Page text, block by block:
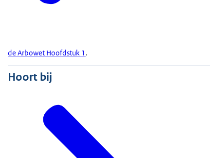
de Arbowet Hoofdstuk 1 .
Hoort bij